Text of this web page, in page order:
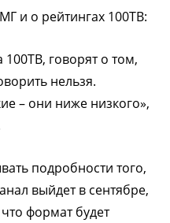
и о рейтингах 100ТВ:
говорят о том,
нельзя.
– они ниже низкого»,
подробности того,
выйдет в сентябре,
формат будет